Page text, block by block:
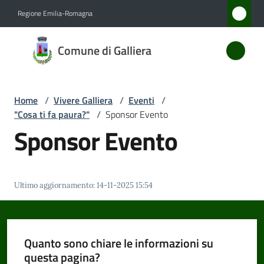
Regione Emilia-Romagna
Comune di Galliera
Comune
di
Novità
Servizi
Vivere
Galliera
Menu selezionato
Home / Vivere Galliera / Eventi /
"Cosa ti fa paura?" / Sponsor Evento
Sponsor Evento
Ultimo aggiornamento:14-11-2025 15:54
Quanto sono chiare le informazioni su
questa pagina?